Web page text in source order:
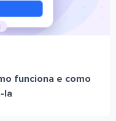
funciona e como
la